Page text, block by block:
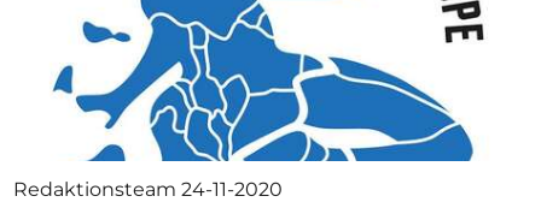
Redaktionsteam24-11-2020